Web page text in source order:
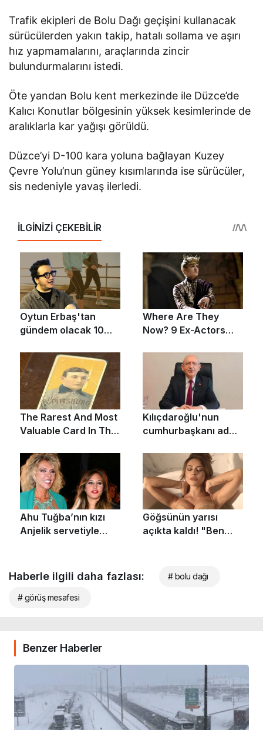
Trafik ekipleri de Bolu Dağı geçişini kullanacak
sürücülerden yakın takip, hatalı sollama ve aşırı
hız yapmamalarını, araçlarında zincir
bulundurmalarını istedi.
Öte yandan Bolu kent merkezinde ile Düzce’de
Kalıcı Konutlar bölgesinin yüksek kesimlerinde de
aralıklarla kar yağışı görüldü.
Düzce’yi D-100 kara yoluna bağlayan Kuzey
Çevre Yolu’nun güney kısımlarında ise sürücüler,
sis nedeniyle yavaş ilerledi.
Haberle ilgili daha fazlası: # bolu dağı
# görüş mesafesi
Benzer Haberler